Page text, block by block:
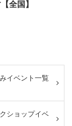
全国】
イベント一覧
ショップイベ